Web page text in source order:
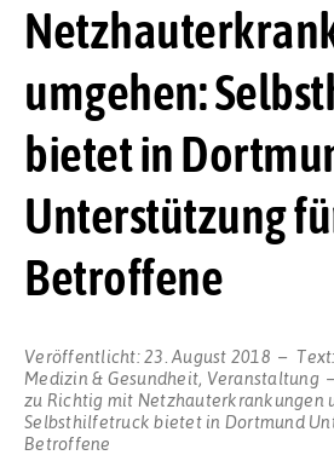
umgehen:
bietet in
Unterstützung
Betroffene
Veröffentlicht:23. August 2018 Text:
Medizin & Gesundheit, Veranstaltung
zu Richtig mit Netzhauterkrankungen
Selbsthilfetruck bietet in Dortmund
Betroffene